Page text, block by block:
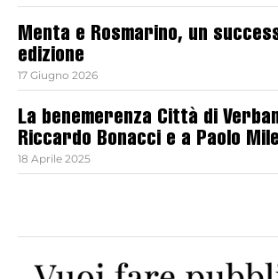
Menta e Rosmarino, un
edizione
17 Giugno 2026
La benemerenza Città di
Riccardo Bonacci e a Paolo
18 Aprile 2025